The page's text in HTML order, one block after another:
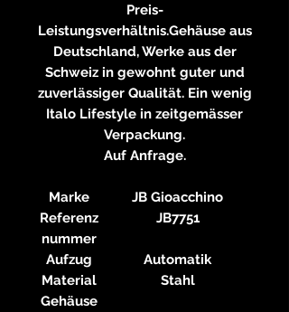
Preis-
Leistungsverhältnis.Gehäuse aus
Deutschland, Werke aus der
Schweiz in gewohnt guter und
zuverlässiger Qualität. Ein wenig
Italo Lifestyle in zeitgemässer
Verpackung.
Auf Anfrage.
Marke
JB Gioacchino
Referenz
nummer
JB7751
Aufzug
Automatik
Material
Gehäuse
Stahl